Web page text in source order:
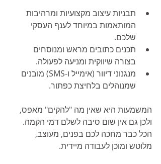
תבניות עיצוב מקצועיות ומרהיבות
המותאמות במיוחד לענף העסקי
שלכם.
תכנים כתובים מראש ומנוסחים
בצורה שיווקית ומניעה לפעולה.
מנגנוני דיוור (אימייל ו-SMS) מובנים
שמנוהלים בלחיצת כפתור.
המשמעות היא שאין מה "להקים" מאפס,
ולכן גם אין שום סיבה לשלם דמי הקמה.
הכל כבר מחכה לכם בפנים, מעוצב,
מלוטש ומוכן לעבודה מיידית.